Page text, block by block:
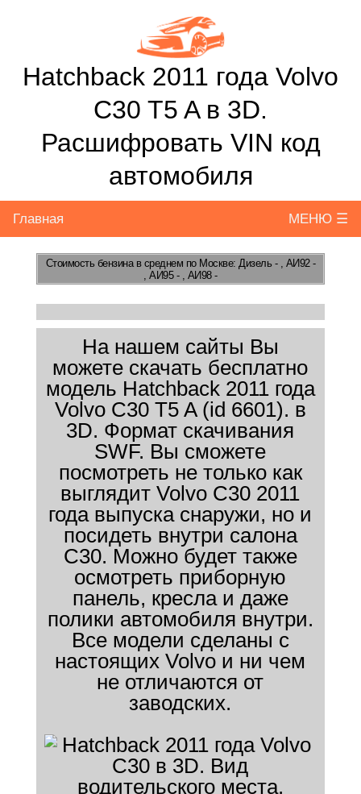
Hatchback 2011 года Volvo
C30 T5 A в 3D.
Расшифровать VIN код
автомобиля
Главная МЕНЮ ☰
Стоимость бензинав среднем по Москве: Дизель - , АИ92 -
, АИ95 - , АИ98 -
На нашем сайты Вы
можете скачать бесплатно
модель Hatchback 2011 года
Volvo C30 T5 A (id 6601). в
3D. Формат скачивания
SWF. Вы сможете
посмотреть не только как
выглядит Volvo C30 2011
года выпуска снаружи, но и
посидеть внутри салона
C30. Можно будет также
осмотреть приборную
панель, кресла и даже
полики автомобиля внутри.
Все модели сделаны с
настоящих Volvo и ни чем
не отличаются от
заводских.